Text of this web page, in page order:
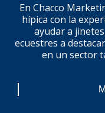
En Chacco
hípica con la
ayudar a
ecuestres a
en un sector